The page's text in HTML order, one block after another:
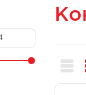
БАБОЧКА
Материал
БАБОЧКА
Материал